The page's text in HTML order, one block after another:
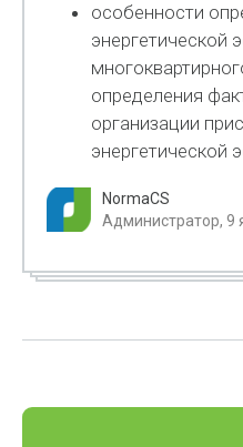
особенности
энергетической
определения
организации
энергетической
NormaCS
Администратор, 9